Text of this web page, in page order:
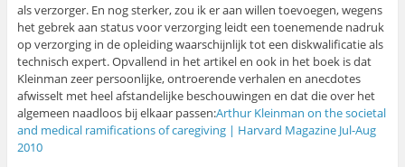
als verzorger. En nog sterker, zou ik er aan willen toevoegen, wegens
het gebrek aan status voor verzorging leidt een toenemende nadruk
op verzorging in de opleiding waarschijnlijk tot een diskwalificatie als
technisch expert. Opvallend in het artikel en ook in het boek is dat
Kleinman zeer persoonlijke, ontroerende verhalen en anecdotes
afwisselt met heel afstandelijke beschouwingen en dat die over het
algemeen naadloos bij elkaar passen:Arthur Kleinman on the societal
and medical ramifications of caregiving | Harvard Magazine Jul-Aug
2010